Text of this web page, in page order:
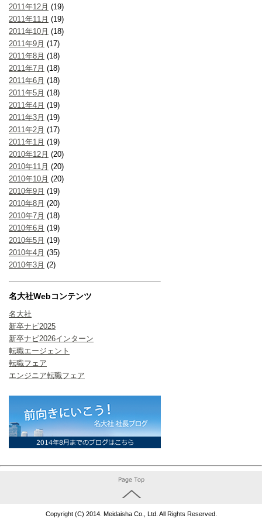
2011年12月 (19)
2011年11月 (19)
2011年10月 (18)
2011年9月 (17)
2011年8月 (18)
2011年7月 (18)
2011年6月 (18)
2011年5月 (18)
2011年4月 (19)
2011年3月 (19)
2011年2月 (17)
2011年1月 (19)
2010年12月 (20)
2010年11月 (20)
2010年10月 (20)
2010年9月 (19)
2010年8月 (20)
2010年7月 (18)
2010年6月 (19)
2010年5月 (19)
2010年4月 (35)
2010年3月 (2)
名大社Webコンテンツ
名大社
新卒ナビ2025
新卒ナビ2026インターン
転職エージェント
転職フェア
エンジニア転職フェア
Copyright (C) 2014. Meidaisha Co., Ltd. All Rights Reserved.